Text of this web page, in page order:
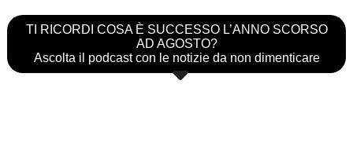
TI RICORDI COSA È SUCCESSO L’ANNO SCORSO
AD AGOSTO?
Ascolta il podcast con le notizie da non dimenticare